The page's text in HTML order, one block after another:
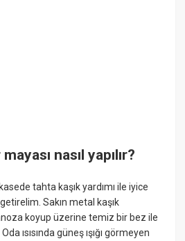
nasıl yapılır?
tahta kaşık yardımı ile iyice
Sakın metal kaşık
koyup üzerine temiz bir bez ile
ısısında güneş ışığı görmeyen